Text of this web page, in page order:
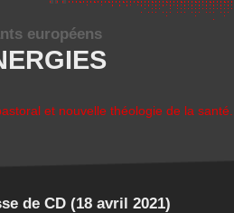
européens
et nouvelle théologie de la santé...
de CD (18 avril 2021)